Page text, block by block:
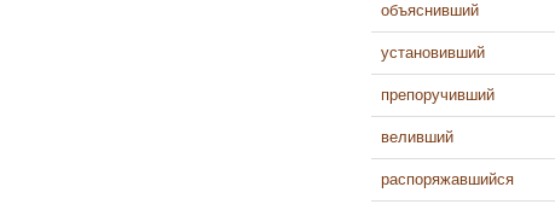
объяснивший
установивший
препоручивший
веливший
распоряжавшийся